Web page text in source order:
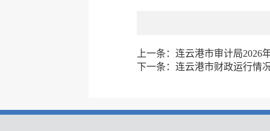
上一条： 连云港市审计局2026
下一条： 连云港市财政运行情